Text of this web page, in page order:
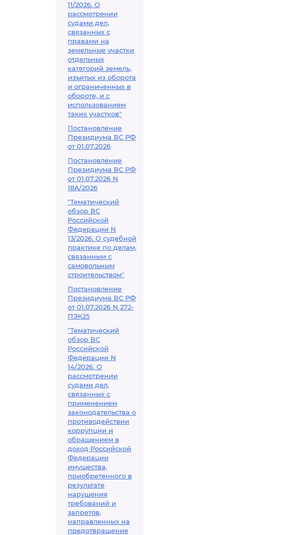
11/2026. О
рассмотрении
судами дел,
связанных с
правами на
земельные участки
отдельных
категорий земель,
изъятых из оборота
и ограниченных в
обороте, и с
использованием
таких участков"
Постановление
Президиума ВС РФ
от 01.07.2026
Постановление
Президиума ВС РФ
от 01.07.2026 N
18А/2026
"Тематический
обзор ВС
Российской
Федерации N
13/2026. О судебной
практике по делам,
связанным с
самовольным
строительством"
Постановление
Президиума ВС РФ
от 01.07.2026 N 272-
ПЭК25
"Тематический
обзор ВС
Российской
Федерации N
14/2026. О
рассмотрении
судами дел,
связанных с
применением
законодательства о
противодействии
коррупции и
обращением в
доход Российской
Федерации
имущества,
приобретенного в
результате
нарушения
требований и
запретов,
направленных на
предотвращение